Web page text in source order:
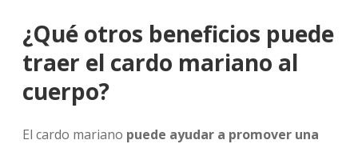
¿Qué otros beneficios puede
traer el cardo mariano al
cuerpo?
El cardo mariano puede ayudar a promover una